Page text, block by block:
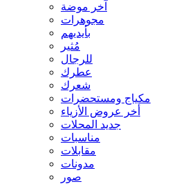
آخر موضة
مجوهرات
بأيديهم
مُثير
للرجال
عطرك
شعرك
مكياج ومستحضرات
أخر عروض الأزياء
جديد المحلات
مناسبات
مقابلات
مدونات
صور